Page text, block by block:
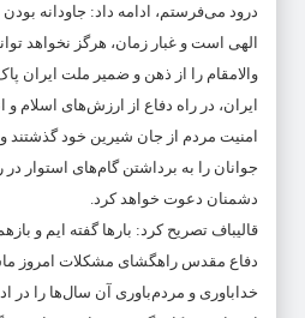
درود می‌فرستم، ادامه داد: جاودانه بودن
الهی است و غبار زمان، هرگز نخواهد
والامقام را از ذهن و ضمیر ملت ایران
ایران، در راه دفاع از ارزش‌های اسلام
امنیت مردم از جان شیرین خود گذشتند
جوانان را به برداشتن گام‌های استوار
دشمنان دعوت خواهد کرد.
قالیباف تصریح کرد: بارها گفته ایم و
دفاع مقدس راهگشای مشکلات امروز
خداباوری و مردم‌باوری آن سال‌ها را